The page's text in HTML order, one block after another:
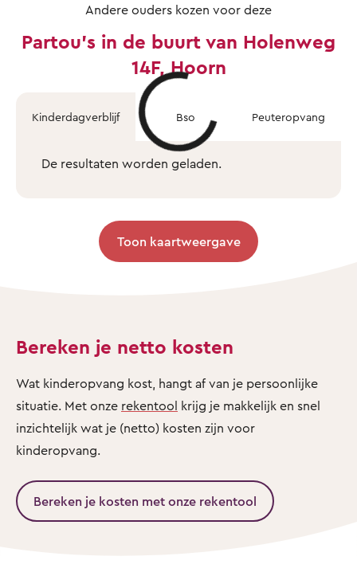
Andere ouders kozen voor deze
Partou's in de buurt van Holenweg
14F, Hoorn
Kinderdagverblijf Bso Peuteropvang
De resultaten worden geladen.
Toon kaartweergave
Bereken je netto kosten
Wat kinderopvang kost, hangt af van je persoonlijke
situatie. Met onze rekentool krijg je makkelijk en snel
inzichtelijk wat je (netto) kosten zijn voor
kinderopvang.
Bereken je kosten met onze rekentool